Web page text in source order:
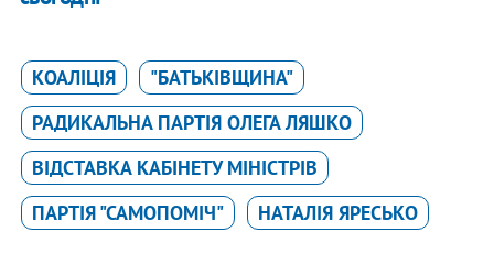
КОАЛІЦІЯ
"БАТЬКІВЩИНА"
РАДИКАЛЬНА ПАРТІЯ ОЛЕГА ЛЯШКО
ВІДСТАВКА КАБІНЕТУ МІНІСТРІВ
ПАРТІЯ "САМОПОМІЧ"
НАТАЛІЯ ЯРЕСЬКО